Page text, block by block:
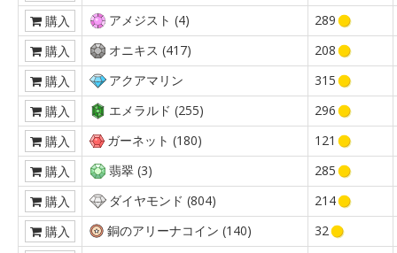
購入
アメジスト (4)
289
購入
オニキス (417)
208
購入
アクアマリン
315
購入
エメラルド (255)
296
購入
ガーネット (180)
121
購入
翡翠 (3)
285
購入
ダイヤモンド (804)
214
購入
銅のアリーナコイン (140)
32